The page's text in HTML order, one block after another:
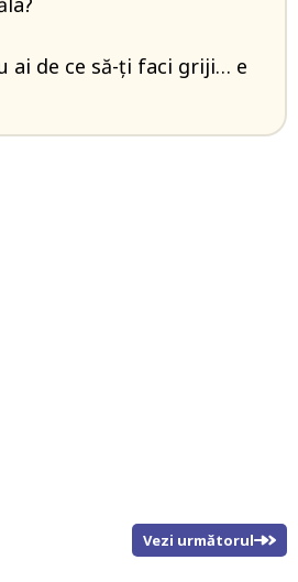
ai de ce să-ţi faci griji… e
Vezi următorul